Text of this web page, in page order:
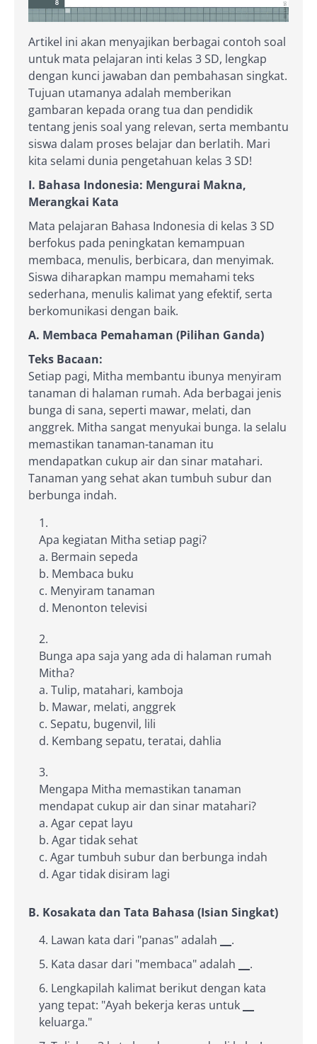
Artikel ini akan menyajikan berbagai contoh soal
untuk mata pelajaran inti kelas 3 SD, lengkap
dengan kunci jawaban dan pembahasan singkat.
Tujuan utamanya adalah memberikan
gambaran kepada orang tua dan pendidik
tentang jenis soal yang relevan, serta membantu
siswa dalam proses belajar dan berlatih. Mari
kita selami dunia pengetahuan kelas 3 SD!
I. Bahasa Indonesia: Mengurai Makna,
Merangkai Kata
Mata pelajaran Bahasa Indonesia di kelas 3 SD
berfokus pada peningkatan kemampuan
membaca, menulis, berbicara, dan menyimak.
Siswa diharapkan mampu memahami teks
sederhana, menulis kalimat yang efektif, serta
berkomunikasi dengan baik.
A. Membaca Pemahaman (Pilihan Ganda)
Teks Bacaan:
Setiap pagi, Mitha membantu ibunya menyiram
tanaman di halaman rumah. Ada berbagai jenis
bunga di sana, seperti mawar, melati, dan
anggrek. Mitha sangat menyukai bunga. Ia selalu
memastikan tanaman-tanaman itu
mendapatkan cukup air dan sinar matahari.
Tanaman yang sehat akan tumbuh subur dan
berbunga indah.
Apa kegiatan Mitha setiap pagi?
a. Bermain sepeda
b. Membaca buku
c. Menyiram tanaman
d. Menonton televisi
Bunga apa saja yang ada di halaman rumah
Mitha?
a. Tulip, matahari, kamboja
b. Mawar, melati, anggrek
c. Sepatu, bugenvil, lili
d. Kembang sepatu, teratai, dahlia
Mengapa Mitha memastikan tanaman
mendapat cukup air dan sinar matahari?
a. Agar cepat layu
b. Agar tidak sehat
c. Agar tumbuh subur dan berbunga indah
d. Agar tidak disiram lagi
B. Kosakata dan Tata Bahasa (Isian Singkat)
Lawan kata dari "panas" adalah
.
Kata dasar dari "membaca" adalah
.
Lengkapilah kalimat berikut dengan kata
yang tepat: "Ayah bekerja keras untuk
keluarga."